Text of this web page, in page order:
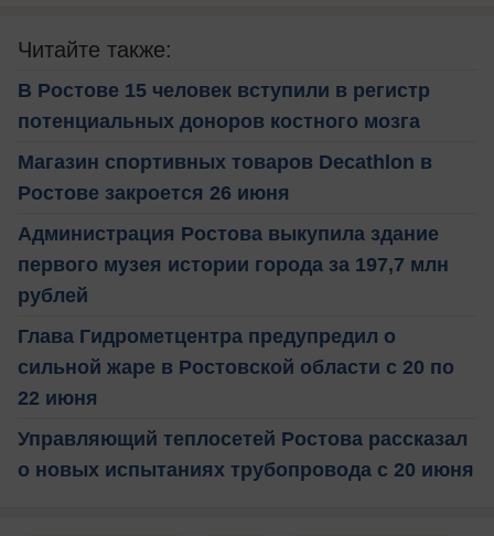
Читайте также:
В Ростове 15 человек вступили в регистр
потенциальных доноров костного мозга
Магазин спортивных товаров Decathlon в
Ростове закроется 26 июня
Администрация Ростова выкупила здание
первого музея истории города за 197,7 млн
рублей
Глава Гидрометцентра предупредил о
сильной жаре в Ростовской области с 20 по
22 июня
Управляющий теплосетей Ростова рассказал
о новых испытаниях трубопровода с 20 июня